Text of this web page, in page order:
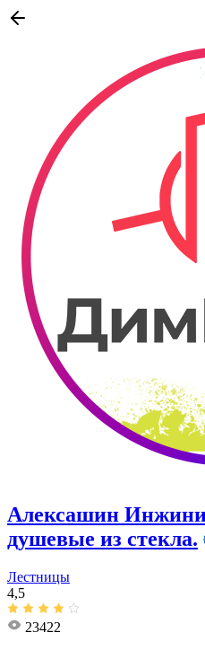
Алексашин
душевые из стекла.
Лестницы
4,5
23422